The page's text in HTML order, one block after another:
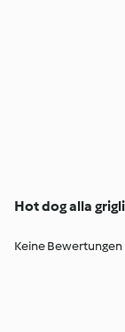
Hot dog alla
Keine Bewertungen